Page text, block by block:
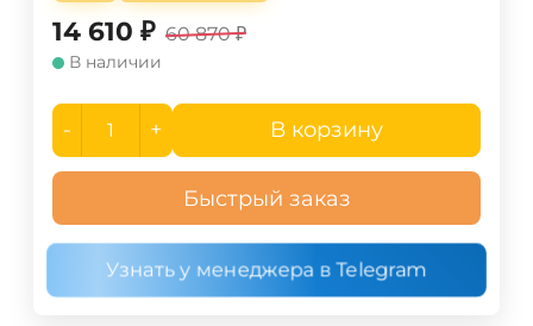
14 610 ₽ 60 870 ₽
В наличии
- + В корзину
Быстрый заказ
Узнать у менеджера в Telegram